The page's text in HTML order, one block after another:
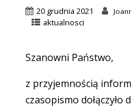
20 grudnia 2021
aktualnosci
Szanowni Państwo,
z przyjemnością
czasopismo dołączyło